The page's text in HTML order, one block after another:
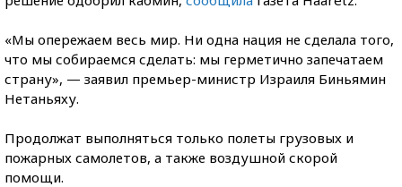
«Мы опережаем весь мир. Ни одна нация не сделала того,
что мы собираемся сделать: мы герметично запечатаем
страну», — заявил премьер-министр Израиля Биньямин
Нетаньяху.
Продолжат выполняться только полеты грузовых и
пожарных самолетов, а также воздушной скорой
помощи.